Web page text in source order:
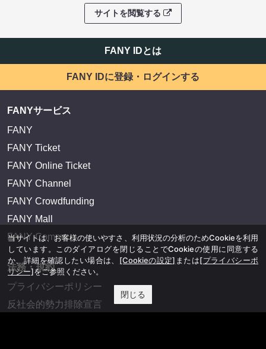
サイトを閲覧する
FANY IDとは
FANY IDに登録・ログインする
FANYサービス
FANY
FANY Ticket
FANY Online Ticket
FANY Channel
FANY Crowdfunding
FANY Mall
FANY Commu
法務・規約
プライバシーポリシー
反社会的勢力排除宣言
当サイトは、お客様の使いやすさ、利用状況の分析のためCookieを利用
しています。このダイアログを閉じることでCookieの使用に同意する
か、詳細を確認したい場合は、 [Cookieの設定] または[プライバシーポ
リシー]をご参照ください。
閉じる